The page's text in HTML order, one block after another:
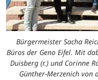
Bürgermeister Sacha
Büros der Geno Eifel. Mit
Duisberg (r.) und Corinne
Günther-Merzenich von